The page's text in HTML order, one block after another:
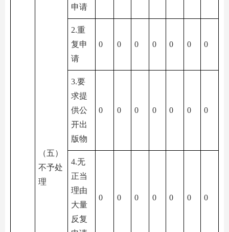
（五）
不予处
理
申请
2.重
复申
请
0 0 0 0 0 0 0
3.要
求提
供公
开出
版物
0 0 0 0 0 0 0
4.无
正当
理由
大量
反复
0 0 0 0 0 0 0